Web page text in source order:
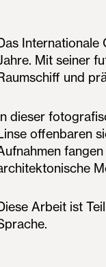
Mit seiner
und
dieser
offenbaren
Arbeit ist